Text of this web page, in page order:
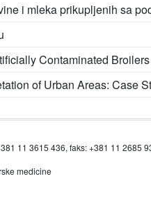
i mleka prikupljenih sa
Contaminated Broilers
of Urban Areas: Case
11 3615 436, faks: +381 11 2685
medicine